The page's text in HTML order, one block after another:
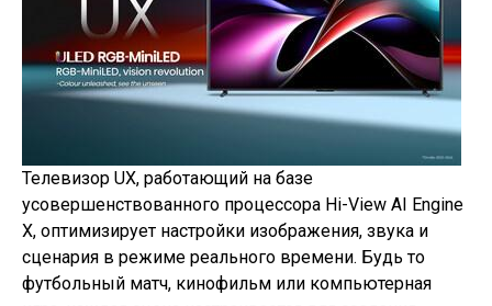
Телевизор UX, работающий на базе
усовершенствованного процессора Hi-View AI Engine
X, оптимизирует настройки изображения, звука и
сценария в режиме реального времени. Будь то
футбольный матч, кинофильм или компьютерная